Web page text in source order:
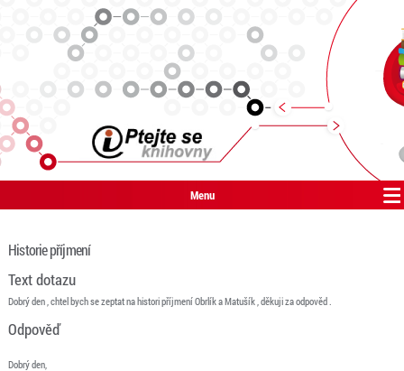
Menu
Historie příjmení
Text dotazu
Dobrý den , chtel bych se zeptat na histori příjmení Obrlík a Matušík , děkuji za odpověd .
Odpověď
Dobrý den,